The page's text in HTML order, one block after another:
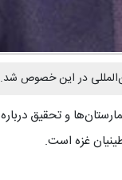
در این خصوص شد.
و تحقیق
غزه است.